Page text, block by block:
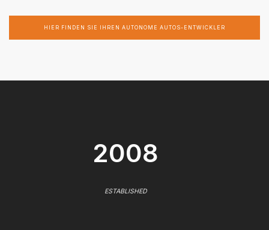
HIER FINDEN SIE IHREN AUTONOME AUTOS-ENTWICKLER
2008
ESTABLISHED